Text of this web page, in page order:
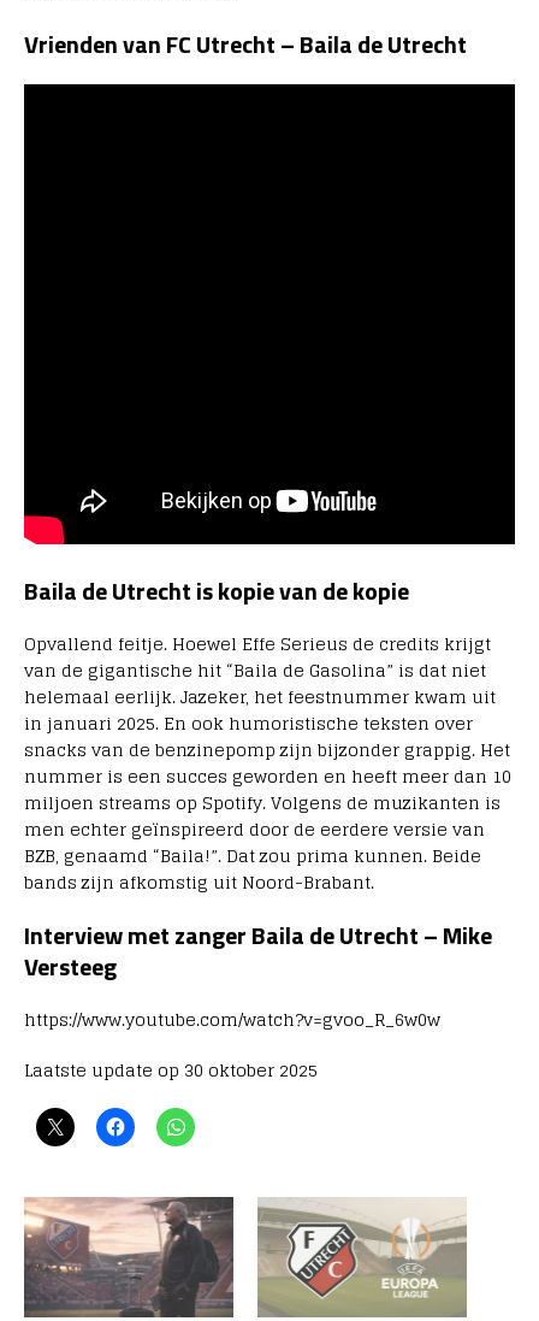
Vrienden van FC Utrecht – Baila de Utrecht
Baila de Utrecht is kopie van de kopie
Opvallend feitje. Hoewel Effe Serieus de credits krijgt
van de gigantische hit “Baila de Gasolina” is dat niet
helemaal eerlijk. Jazeker, het feestnummer kwam uit
in januari 2025. En ook humoristische teksten over
snacks van de benzinepomp zijn bijzonder grappig. Het
nummer is een succes geworden en heeft meer dan 10
miljoen streams op Spotify.Volgens de muzikanten is
men echter geïnspireerd door de eerdere versie van
BZB, genaamd “Baila!”. Dat zou prima kunnen. Beide
bands zijn afkomstig uit Noord-Brabant.
Interview met zanger Baila de Utrecht – Mike
Versteeg
https://www.youtube.com/watch?v=gvoo_R_6w0w
Laatste update op 30 oktober 2025